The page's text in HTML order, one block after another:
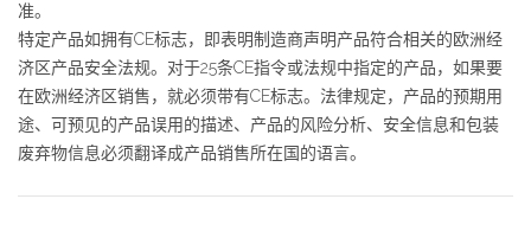
准。
特定产品如拥有CE标志，即表明制造商声明产品符合相关的欧洲经
济区产品安全法规。对于25条CE指令或法规中指定的产品，如果要
在欧洲经济区销售，就必须带有CE标志。法律规定，产品的预期用
途、可预见的产品误用的描述、产品的风险分析、安全信息和包装
废弃物信息必须翻译成产品销售所在国的语言。